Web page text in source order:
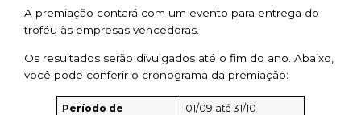
A premiação contará com um evento para entrega do
troféu às empresas vencedoras.
Os resultados serão divulgados até o fim do ano. Abaixo,
você pode conferir o cronograma da premiação:
Período de
01/09 até 31/10